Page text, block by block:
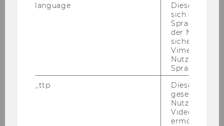
Dr.rer.soc.oec. Andrea Raso MSc
Senior Lecturer
language
Dieses
sich die
der
Vimeo in der
Nutzer
Sprache
_ttp
Dieser
gesetzt, um
Nutzung des
Videoplayers
ermöglichen